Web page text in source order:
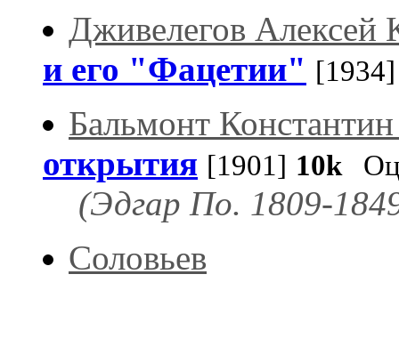
Дживелегов Алексей
и его "Фацетии" [1934]
Бальмонт
открытия [1901] 10k
(Эдгар По. 1809-
Соловьев